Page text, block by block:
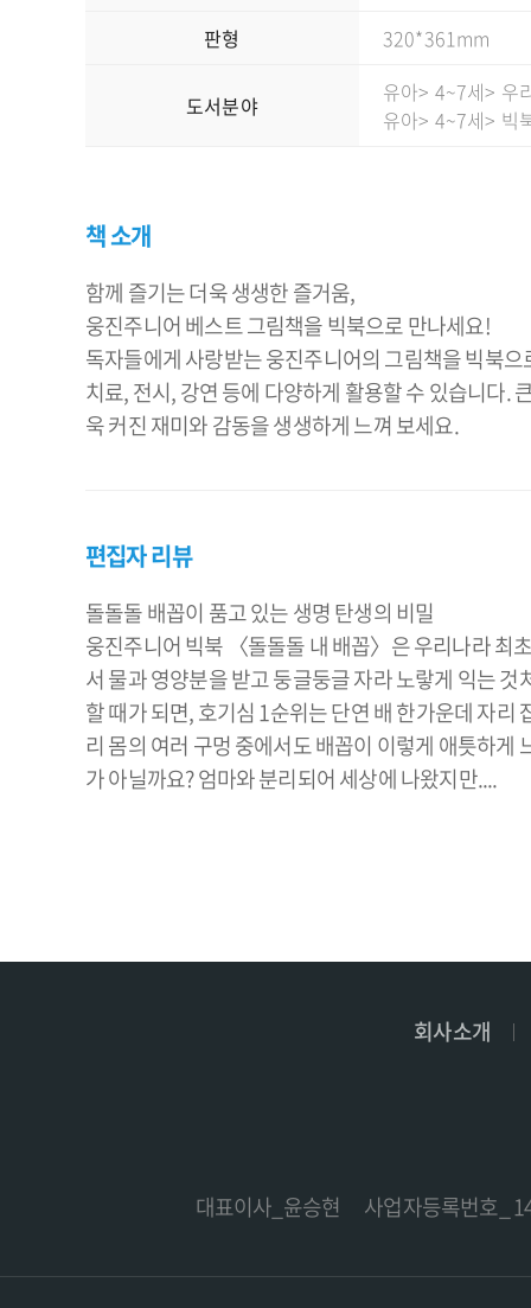
판형
320*361mm
도서분야 유아> 4~7세> 우
유아> 4~7세> 빅
책 소개
함께 즐기는 더욱 생생한 즐거움,
웅진주니어 베스트 그림책을 빅북으로 만나세요!
독자들에게 사랑받는 웅진주니어의 그림책을 빅북
치료, 전시, 강연 등에 다양하게 활용할 수 있습니다.
욱 커진 재미와 감동을 생생하게 느껴 보세요.
편집자 리뷰
돌돌돌 배꼽이 품고 있는 생명 탄생의 비밀
웅진주니어 빅북 〈돌돌돌 내 배꼽〉은 우리나라 최
서 물과 영양분을 받고 둥글둥글 자라 노랗게 익는
할 때가 되면, 호기심 1순위는 단연 배 한가운데 자
리 몸의 여러 구멍 중에서도 배꼽이 이렇게 애틋하
가 아닐까요? 엄마와 분리되어 세상에 나왔지만....
회사소개
대표이사_윤승현 사업자등록번호_